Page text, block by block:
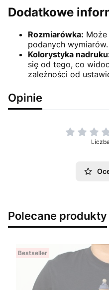
Dodatkowe
Rozmiarówka:
podanych wymiarów.
Kolorystyka
się od tego, co
zależności od
Opinie
Polecane produkty
Bestseller